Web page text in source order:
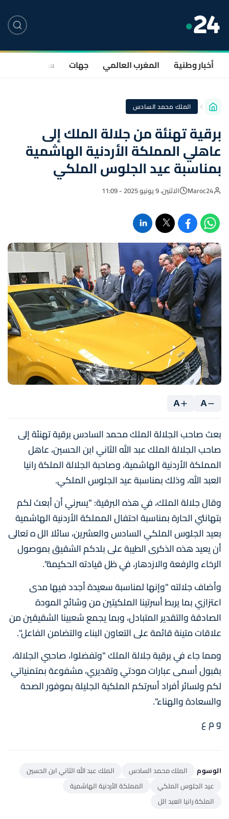
أخبار وطنية المغرب العالمي جهات سياسة
الملك محمد السادس
برقية تهنئة من جلالة الملك إلى
عاهلي المملكة الأردنية الهاشمية
بمناسبة عيد الجلوس الملكي
Maroc24 الاثنين، 9 يونيو 2025 - 11:09
A
A
بعث صاحب الجلالة الملك محمد السادس برقية تهنئة إلى
صاحب الجلالة الملك عبد الله الثاني ابن الحسين، عاهل
المملكة الأردنية الهاشمية، وصاحبة الجلالة الملكة رانيا
العبد الله، وذلك بمناسبة عيد الجلوس الملكي.
وقال جلالة الملك، في هذه البرقية: "يسرني أن أبعث لكم
بتهانئي الحارة بمناسبة احتفال المملكة الأردنية الهاشمية
بعيد الجلوس الملكي السادس والعشرين، سائلا الل ه تعالى
أن يعيد هذه الذكرى الطيبة على بلدكم الشقيق بموصول
الرخاء والرفعة والازدهار، في ظل قيادته الحكيمة".
وأضاف جلالته "وإنها لمناسبة سعيدة أجدد فيها مدى
اعتزازي بما يربط أسرتينا الملكيتين من وشائج المودة
الصادقة والتقدير المتبادل، وبما يجمع شعبينا الشقيقين من
علاقات متينة قائمة على التعاون البناء والتضامن الفاعل".
ومما جاء في برقية جلالة الملك "وتفضلوا، صاحبي الجلالة،
بقبول أسمى عبارات مودتي وتقديري، مشفوعة بمتمنياتي
لكم ولسائر أفراد أسرتكم الملكية الجليلة بموفور الصحة
والسعادة والهناء".
و م ع
الوسوم الملك محمد السادس
الملك عبد الله الثاني ابن الحسين
عيد الجلوس الملكي
المملكة الأردنية الهاشمية
الملكة رانيا العبد الل